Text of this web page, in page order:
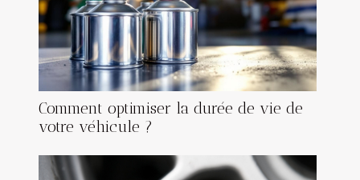
Comment optimiser la durée de vie de
votre véhicule ?